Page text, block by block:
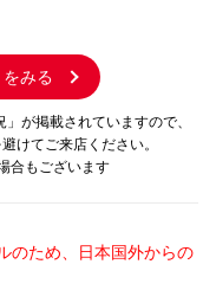
をみる
が掲載されていますので、
けてご来店ください。
合もございます
のため、日本国外からの